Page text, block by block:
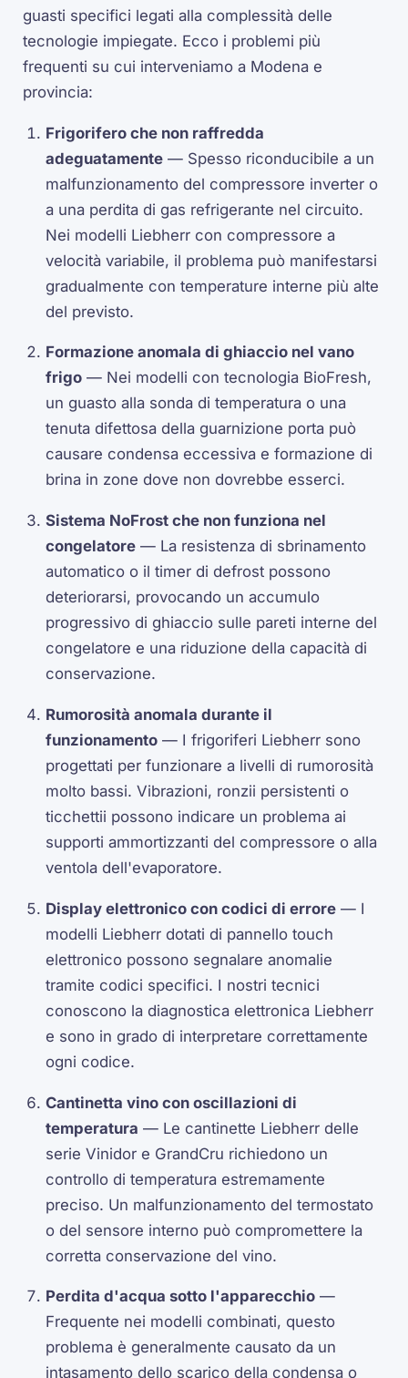
guasti specifici legati alla complessità delle
tecnologie impiegate. Ecco i problemi più
frequenti su cui interveniamo a Modena e
provincia:
Frigorifero che non raffredda
adeguatamente — Spesso riconducibile a un
malfunzionamento del compressore inverter o
a una perdita di gas refrigerante nel circuito.
Nei modelli Liebherr con compressore a
velocità variabile, il problema può manifestarsi
gradualmente con temperature interne più alte
del previsto.
Formazione anomala di ghiaccio nel vano
frigo — Nei modelli con tecnologia BioFresh,
un guasto alla sonda di temperatura o una
tenuta difettosa della guarnizione porta può
causare condensa eccessiva e formazione di
brina in zone dove non dovrebbe esserci.
Sistema NoFrost che non funziona nel
congelatore — La resistenza di sbrinamento
automatico o il timer di defrost possono
deteriorarsi, provocando un accumulo
progressivo di ghiaccio sulle pareti interne del
congelatore e una riduzione della capacità di
conservazione.
Rumorosità anomala durante il
funzionamento — I frigoriferi Liebherr sono
progettati per funzionare a livelli di rumorosità
molto bassi. Vibrazioni, ronzii persistenti o
ticchettii possono indicare un problema ai
supporti ammortizzanti del compressore o alla
ventola dell'evaporatore.
Display elettronico con codici di errore — I
modelli Liebherr dotati di pannello touch
elettronico possono segnalare anomalie
tramite codici specifici. I nostri tecnici
conoscono la diagnostica elettronica Liebherr
e sono in grado di interpretare correttamente
ogni codice.
Cantinetta vino con oscillazioni di
temperatura — Le cantinette Liebherr delle
serie Vinidor e GrandCru richiedono un
controllo di temperatura estremamente
preciso. Un malfunzionamento del termostato
o del sensore interno può compromettere la
corretta conservazione del vino.
Perdita d'acqua sotto l'apparecchio —
Frequente nei modelli combinati, questo
problema è generalmente causato da un
intasamento dello scarico della condensa o